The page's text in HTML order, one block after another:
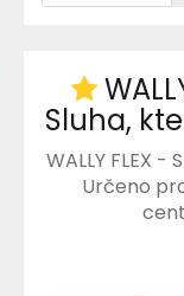
Sluha,
WALLY FLEX
Určeno